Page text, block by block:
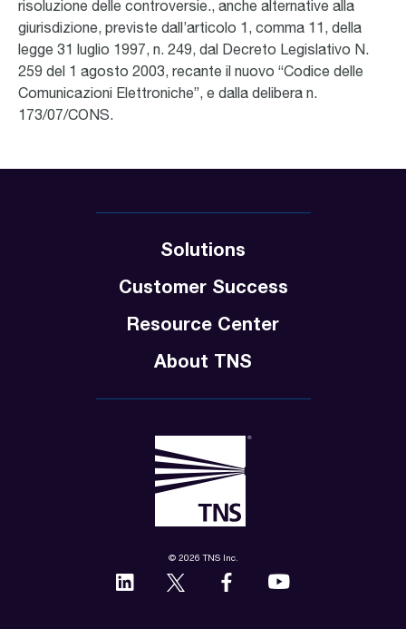
risoluzione delle controversie., anche alternative alla
giurisdizione, previste dall’articolo 1, comma 11, della
legge 31 luglio 1997, n. 249, dal Decreto Legislativo N.
259 del 1 agosto 2003, recante il nuovo “Codice delle
Comunicazioni Elettroniche”, e dalla delibera n.
173/07/CONS.
© 2026 TNS Inc.
Solutions
Customer Success
Resource Center
About TNS